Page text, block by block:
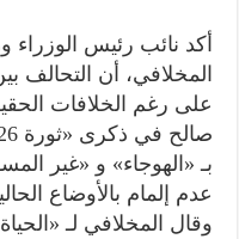
أكد نائب رئيس الوزراء
المخلافي، أن التحالف
على رغم الخلافات
بـ «الهوجاء» و «غير
عدم إلمام بالأوضاع
وقال المخلافي لـ